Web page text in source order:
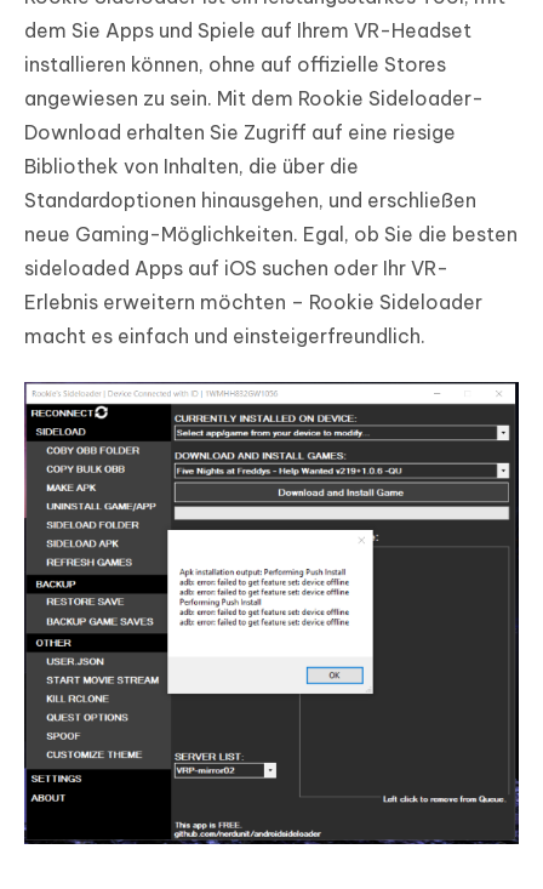
dem Sie Apps und Spiele auf Ihrem VR-Headset
installieren können, ohne auf offizielle Stores
angewiesen zu sein. Mit dem Rookie Sideloader-
Download erhalten Sie Zugriff auf eine riesige
Bibliothek von Inhalten, die über die
Standardoptionen hinausgehen, und erschließen
neue Gaming-Möglichkeiten. Egal, ob Sie die besten
sideloaded Apps auf iOS suchen oder Ihr VR-
Erlebnis erweitern möchten – Rookie Sideloader
macht es einfach und einsteigerfreundlich.